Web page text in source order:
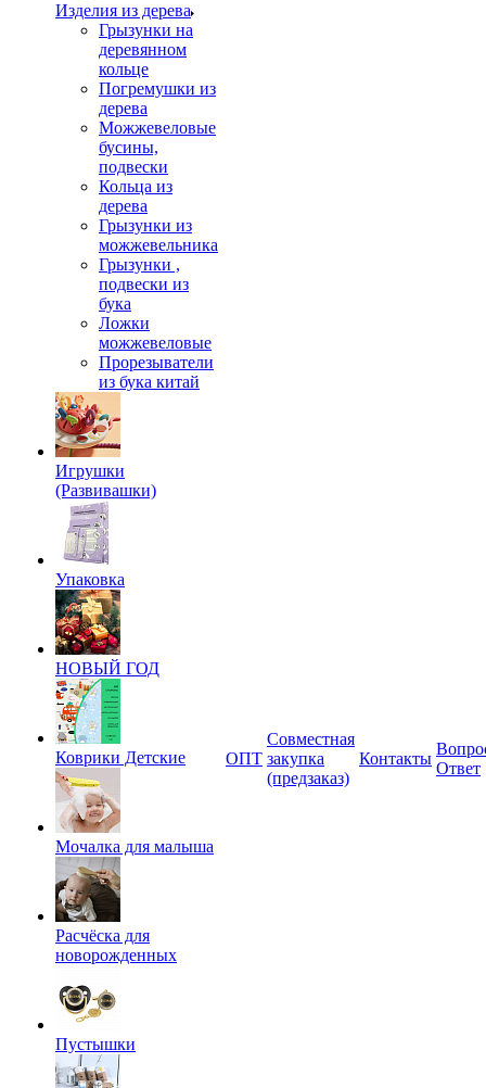
Изделия из дерева
Грызунки на
деревянном
кольце
Погремушки из
дерева
Можжевеловые
бусины,
подвески
Кольца из
дерева
Грызунки из
можжевельника
Грызунки ,
подвески из
бука
Ложки
можжевеловые
Прорезыватели
из бука китай
Игрушки
(Развивашки)
Упаковка
НОВЫЙ ГОД
Коврики Детские
Мочалка для малыша
Расчёска для
новорожденных
Пустышки
ОПТ
Совместная
закупка
(предзаказ)
Контакты
Ответ